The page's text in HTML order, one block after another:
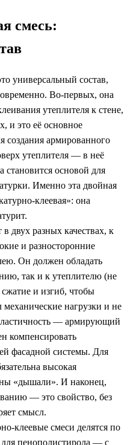
смесь:
универсальный состав,
Во-первых, она
утеплителя к стене,
и это её основное
создания армированного
утеплителя — в неё
становится основой для
Именно эта двойная
клеевая»: она
в двух разных качествах, к
и разносторонние
Он должен обладать
так и к утеплителю (не
и изгиб, чтобы
нагрузки и не
— армирующий
компенсировать
фасадной системы. Для
высокая
«дышали». И наконец,
— это свойство, без
смысл.
клеевые смеси делятся по
для пенополистирола — с